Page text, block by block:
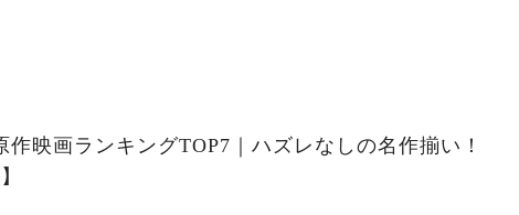
作映画ランキングTOP7｜ハズレなしの名作揃い！